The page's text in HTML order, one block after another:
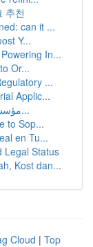
추천
can it ...
Y...
In...
Or...
...
Applic...
مؤسسة تنظيف بخار بالرياض: الحل الأمثل لتر...
to Sop...
en Tu...
Legal Status
Kost dan...
Cloud | Top